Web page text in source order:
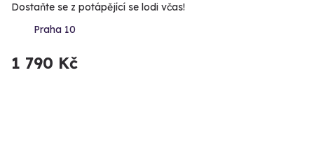
Dostaňte se z potápějící se lodi včas!
Praha 10
1 790 Kč